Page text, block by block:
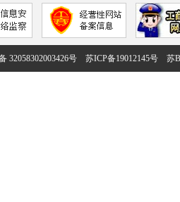
32058302003426号 苏ICP备19012145号 苏